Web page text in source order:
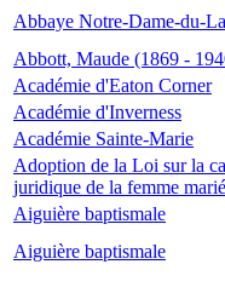
Abbaye Notre-Dame-du-
Abbott, Maude (1869 -
Académie d'Eaton Corner
Académie d'Inverness
Académie Sainte-Marie
Adoption de la Loi sur la
juridique de la femme
Aiguière baptismale
Aiguière baptismale